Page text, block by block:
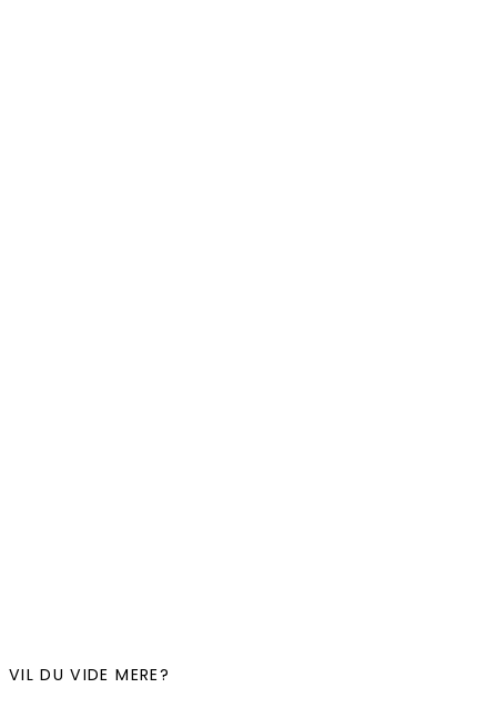
VIL DU VIDE MERE?